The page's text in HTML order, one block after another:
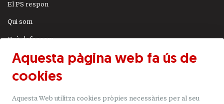
El PS respon
Qui som
Què defensem
Actualitat
JSA
Aquesta pàgina web fa ús de
cookies
Aquesta Web utilitza cookies pròpies necessàries per al seu